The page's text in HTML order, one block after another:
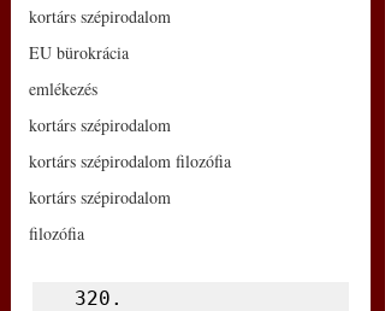
kortárs szépirodalom
EU bürokrácia
emlékezés
kortárs szépirodalom
kortárs szépirodalom filozófia
kortárs szépirodalom
filozófia
320.